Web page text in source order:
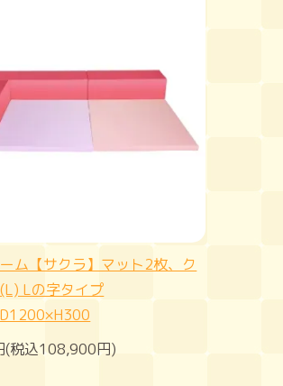
ム【サクラ】マット2枚、ク
Lの字タイプ
税込108,900円)